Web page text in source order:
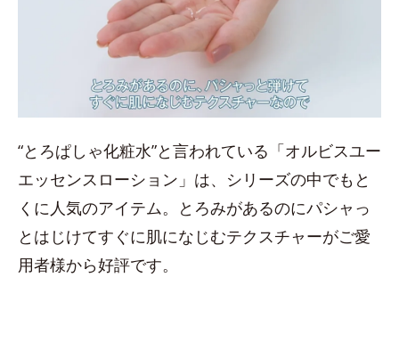
“とろぱしゃ化粧水”と言われている「オルビスユー
エッセンスローション」は、シリーズの中でもと
くに人気のアイテム。とろみがあるのにパシャっ
とはじけてすぐに肌になじむテクスチャーがご愛
用者様から好評です。